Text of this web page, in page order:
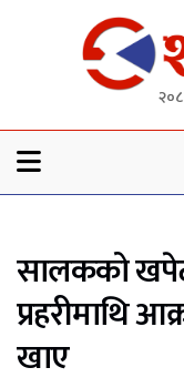
सालकको
प्रहरीमाथि
खाए